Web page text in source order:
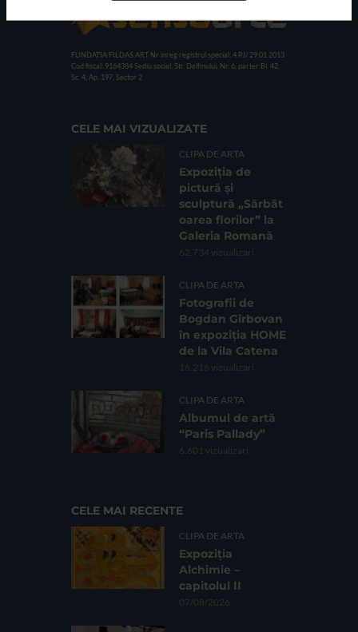
FUNDATIA FILDAS ART Nr inreg registrul special: 4 PJ/ 29.01.2013
Cod fiscal: 9164384 Sediu social: Str. Delfinului, Nr. 6, parter Bl. 42,
Sc. 4, Ap. 197, Sector 2
CELE MAI VIZUALIZATE
CLIPA DE ARTA
Expoziția de
pictură și
sculptură „Sărbăt
oarea florilor” la
Galeria Romană
62.734 vizualizari
CLIPA DE ARTA
Fotografii de
Bogdan Gîrbovan
în expoziția HOME
de la Vila Catena
16.216 vizualizari
CLIPA DE ARTA
Albumul de artă
“Paris Pallady”
6.601 vizualizari
CELE MAI RECENTE
CLIPA DE ARTA
Expoziția
Alchimie –
capitolul II
07/08/2026